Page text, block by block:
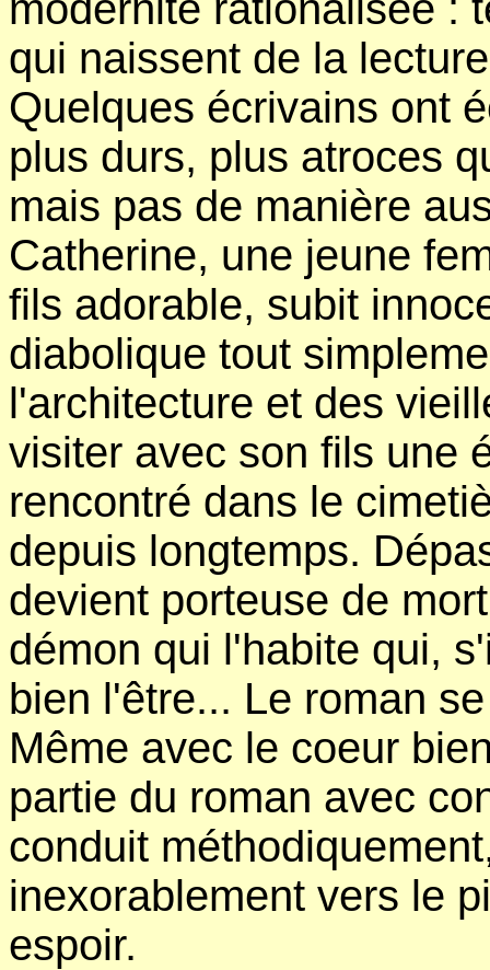
qui naissent de la
Quelques écrivains ont
plus durs, plus atroces
mais pas de manière
Catherine, une jeune
fils adorable, subit
diabolique tout
l'architecture et des
visiter avec son fils une
rencontré dans le
depuis longtemps.
devient porteuse de
démon qui l'habite qui,
bien l'être... Le roman
Même avec le coeur
partie du roman avec
conduit
inexorablement vers le
espoir.